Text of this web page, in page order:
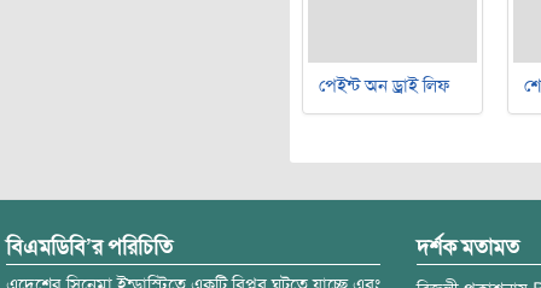
পেইন্ট অন ড্রাই লিফ
বিএমডিবি’র পরিচিতি দর্শক মতামত